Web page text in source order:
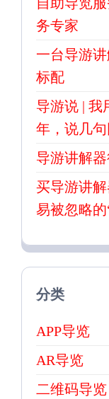
务专家
一台导游
标配
导游说 | 我
年，说几
导游讲解
买导游讲
易被忽略
分类
APP导览
AR导览
二维码导览